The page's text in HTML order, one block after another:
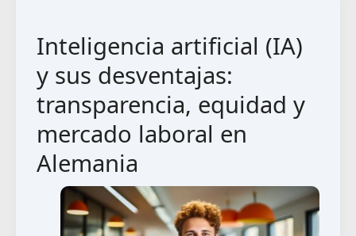
Inteligencia artificial (IA)
y sus desventajas:
transparencia, equidad y
mercado laboral en
Alemania